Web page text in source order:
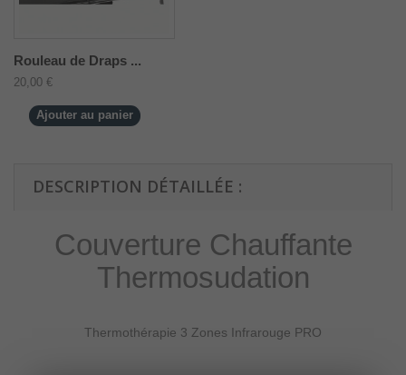
Rouleau de Draps ...
20,00 €
Ajouter au panier
DESCRIPTION DÉTAILLÉE :
Couverture Chauffante
Thermosudation
Thermothérapie 3 Zones Infrarouge PRO